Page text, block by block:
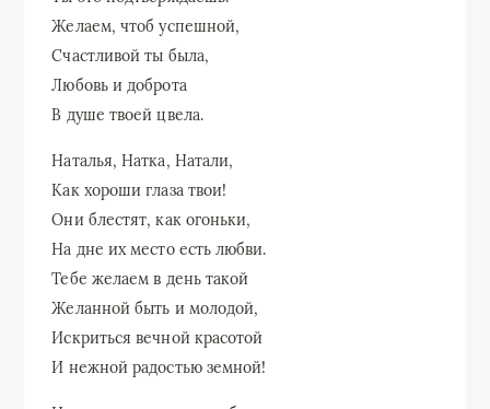
Желаем, чтоб успешной,
Счастливой ты была,
Любовь и доброта
В душе твоей цвела.
Наталья, Натка, Натали,
Как хороши глаза твои!
Они блестят, как огоньки,
На дне их место есть любви.
Тебе желаем в день такой
Желанной быть и молодой,
Искриться вечной красотой
И нежной радостью земной!